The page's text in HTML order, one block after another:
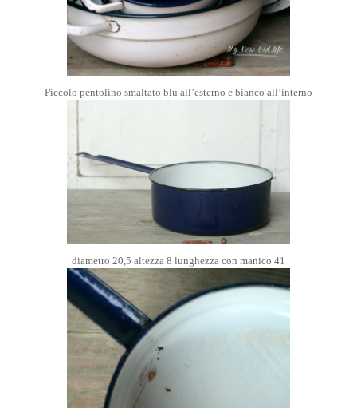
Piccolo pentolino smaltato blu all’esterno e bianco all’interno
diametro 20,5 altezza 8 lunghezza con manico 41